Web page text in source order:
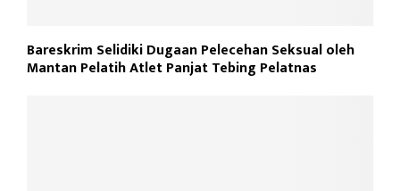
Bareskrim Selidiki Dugaan Pelecehan Seksual oleh
Mantan Pelatih Atlet Panjat Tebing Pelatnas